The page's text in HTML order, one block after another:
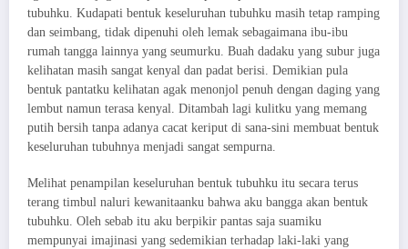
tubuhku. Kudapati bentuk keseluruhan tubuhku masih tetap ramping
dan seimbang, tidak dipenuhi oleh lemak sebagaimana ibu-ibu
rumah tangga lainnya yang seumurku. Buah dadaku yang subur juga
kelihatan masih sangat kenyal dan padat berisi. Demikian pula
bentuk pantatku kelihatan agak menonjol penuh dengan daging yang
lembut namun terasa kenyal. Ditambah lagi kulitku yang memang
putih bersih tanpa adanya cacat keriput di sana-sini membuat bentuk
keseluruhan tubuhnya menjadi sangat sempurna.
Melihat penampilan keseluruhan bentuk tubuhku itu secara terus
terang timbul naluri kewanitaanku bahwa aku bangga akan bentuk
tubuhku. Oleh sebab itu aku berpikir pantas saja suamiku
mempunyai imajinasi yang sedemikian terhadap laki-laki yang